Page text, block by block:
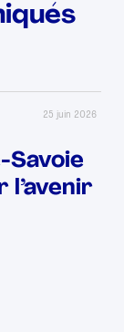
25 juin 2026
Savoie
l’avenir